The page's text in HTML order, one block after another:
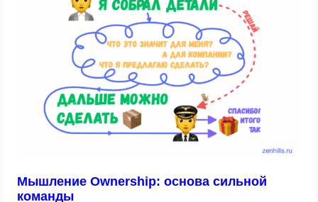
Мышление Ownership: основа сильной
команды